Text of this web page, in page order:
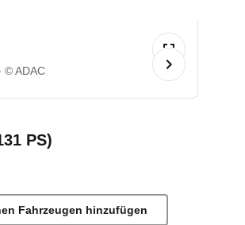
© ADAC
PS)
Fahrzeugen hinzufügen